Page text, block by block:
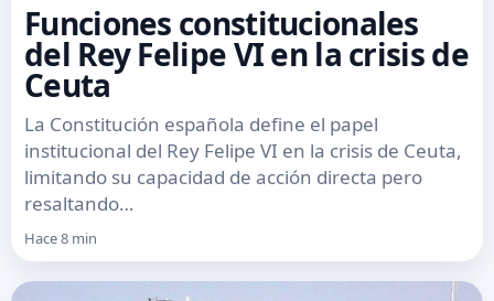
Funciones constitucionales
del Rey Felipe VI en la crisis de
Ceuta
La Constitución española define el papel
institucional del Rey Felipe VI en la crisis de Ceuta,
limitando su capacidad de acción directa pero
resaltando…
Hace 8 min